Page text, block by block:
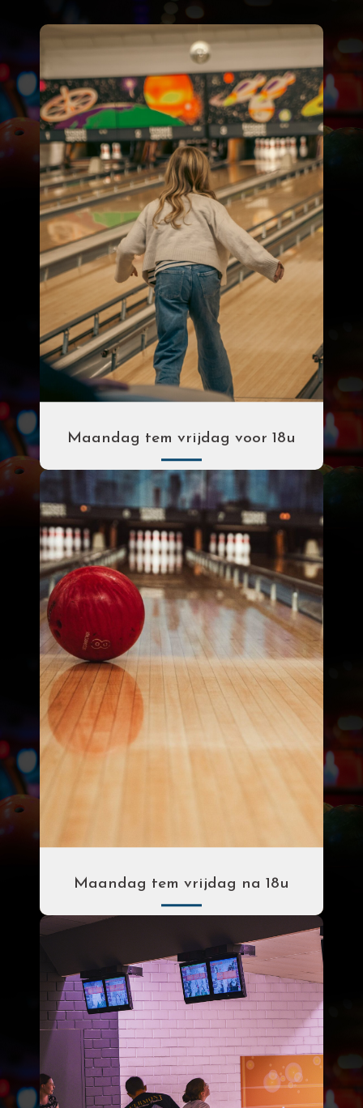
Maandag tem vrijdag voor 18u
Per uur
€ 25.00
Per spel pp
€ 3.50
Maandag tem vrijdag na 18u
Per uur
€ 38.00
Per spel pp
€ 5.00